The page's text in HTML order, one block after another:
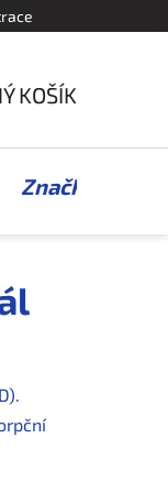
KOŠÍK
Značky